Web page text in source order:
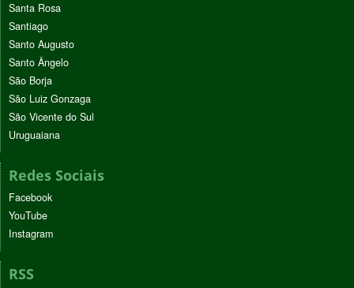
Santa Rosa
Santiago
Santo Augusto
Santo Ângelo
São Borja
São Luiz Gonzaga
São Vicente do Sul
Uruguaiana
Redes Sociais
Facebook
YouTube
Instagram
RSS